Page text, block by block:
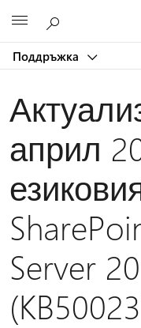
Поддръжка
април
Server